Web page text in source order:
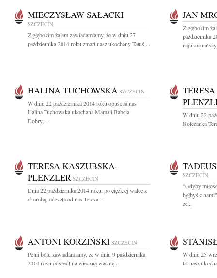
MIECZYSŁAW SAŁACKI
SZCZECIN
Z głębokim żalem zawiadamiamy, że w dniu 27
października 2014 roku zmarł nasz ukochany Tatuś,...
JAN
Z głębokim
października
HALINA TUCHOWSKA SZCZECIN
W dniu 22 października 2014 roku opuściła nas
Halina Tuchowska ukochana Mama i Babcia
Dobry,...
W dniu 22
Koleżanka
TERESA KASZUBSKA-
PLENZLER SZCZECIN
Dnia 22 października 2014 roku, po ciężkiej walce z
chorobą, odeszła od nas Teresa...
SZCZECIN
"Gdyby
byłbyś z
że...
ANTONI KORZIŃSKI SZCZECIN
Pełni bólu zawiadamiamy, że w dniu 9 października
2014 roku odszedł na wieczną wachtę...
W dniu 25
lat nasz